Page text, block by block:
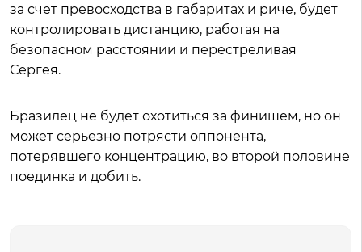
за счет превосходства в габаритах и риче, будет
контролировать дистанцию, работая на
безопасном расстоянии и перестреливая
Сергея.
Бразилец не будет охотиться за финишем, но он
может серьезно потрясти оппонента,
потерявшего концентрацию, во второй половине
поединка и добить.